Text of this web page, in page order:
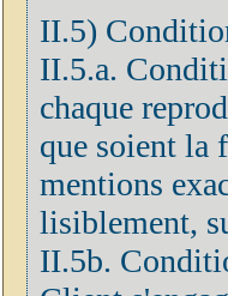
II.5)
II.5.a.
chaque
que soient la
mentions
lisiblement,
II.5b.